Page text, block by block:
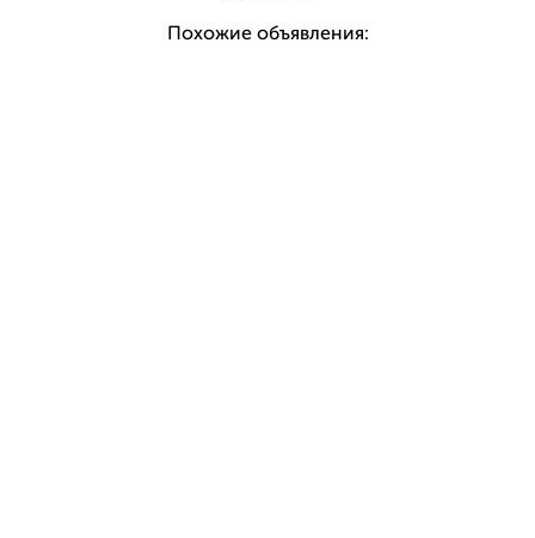
Похожие объявления: